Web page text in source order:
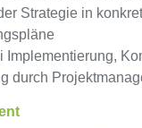
Strategie in
Implementierung,
durch